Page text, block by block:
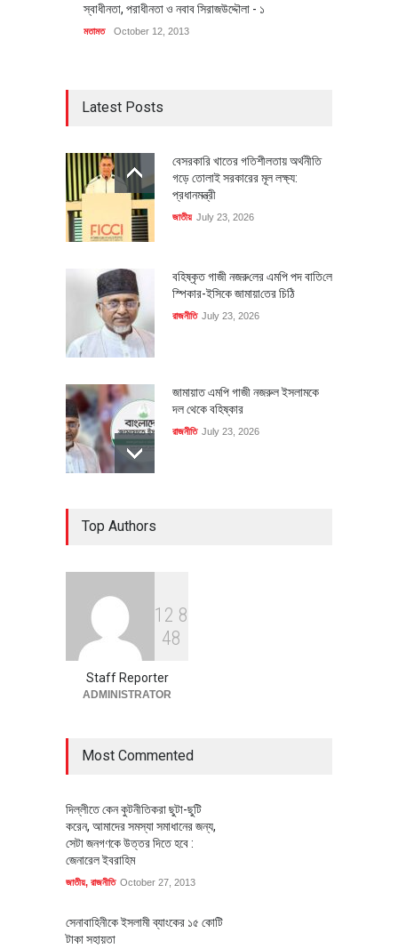
স্বাধীনতা, পরাধীনতা ও নবাব সিরাজউদ্দৌলা - ১
মতামত October 12, 2013
Latest Posts
বেসরকারি খাতের গতিশীলতায় অর্থনীতি
গড়ে তোলাই সরকারের মূল লক্ষ্য:
প্রধানমন্ত্রী
জাতীয় July 23, 2026
বহিষ্কৃত গাজী নজরু‌লের এম‌পি পদ বা‌তি‌লে
স্পিকার-ইসিকে জামায়া‌তের চি‌ঠি
রাজনীতি July 23, 2026
জামায়াত এমপি গাজী নজরুল ইসলামকে
দল থেকে বহিষ্কার
রাজনীতি July 23, 2026
বৈশ্বিক প্রতিযোগিতা সক্ষমতা বাড়াতে
পোশাক শিল্পে নতুন উদ্যোগ
Top Authors
1 2 8
48
Staff Reporter
ADMINISTRATOR
Most Commented
দিল্লীতে কেন কুটনীতিকরা ছুটা-ছুটি
করেন, আমাদের সমস্যা সমাধানের জন্য,
সেটা জনগণকে উত্তর দিতে হবে :
জেনারেল ইবরাহিম
জাতীয়, রাজনীতি October 27, 2013
সেনাবাহিনীকে ইসলামী ব্যাংকের ১৫ কোটি
টাকা সহায়তা